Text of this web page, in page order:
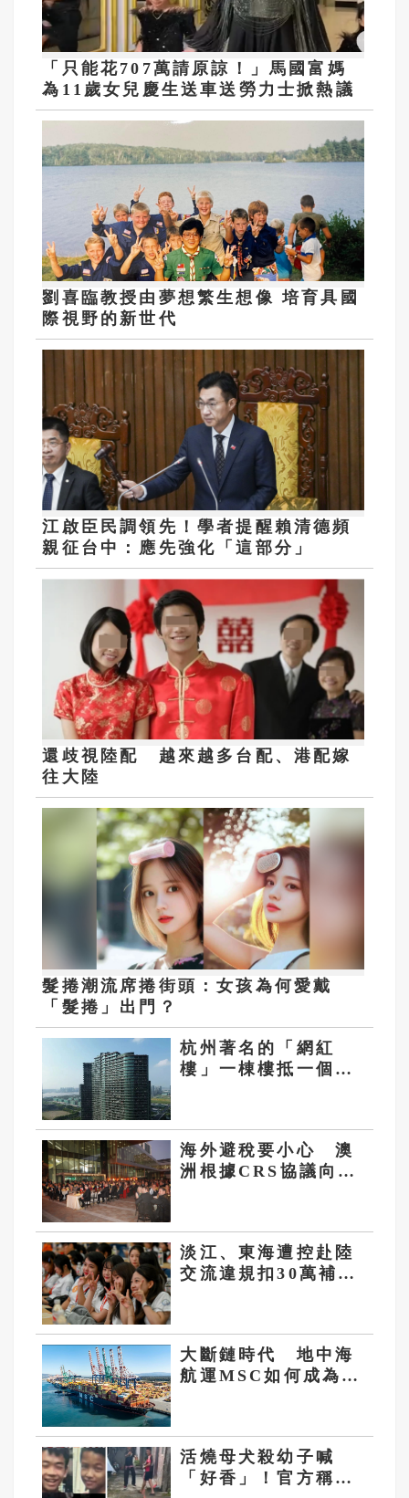
「只能花707萬請原諒！」馬國富媽
為11歲女兒慶生送車送勞力士掀熱議
劉喜臨教授由夢想繁生想像 培育具國
際視野的新世代
江啟臣民調領先！學者提醒賴清德頻
親征台中：應先強化「這部分」
還歧視陸配 越來越多台配、港配嫁
往大陸
髮捲潮流席捲街頭：女孩為何愛戴
「髮捲」出門？
杭州著名的「網紅
樓」一棟樓抵一個鎮
海外避稅要小心 澳
洲根據CRS協議向大
淡江、東海遭控赴陸
交流違規扣30萬補助
仇恨」
大斷鏈時代 地中海
航運MSC如何成為史
活燒母犬殺幼子喊
「好香」！官方稱廣